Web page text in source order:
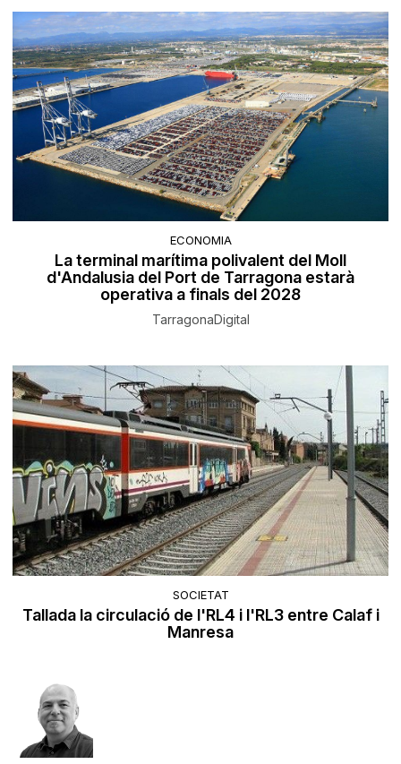
ECONOMIA
La terminal marítima polivalent del Moll
d'Andalusia del Port de Tarragona estarà
operativa a finals del 2028
TarragonaDigital
SOCIETAT
Tallada la circulació de l'RL4 i l'RL3 entre Calaf i
Manresa